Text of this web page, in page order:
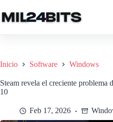
al
contenido
Inicio Software Windows
Steam revela el creciente
10
Feb 17, 2026